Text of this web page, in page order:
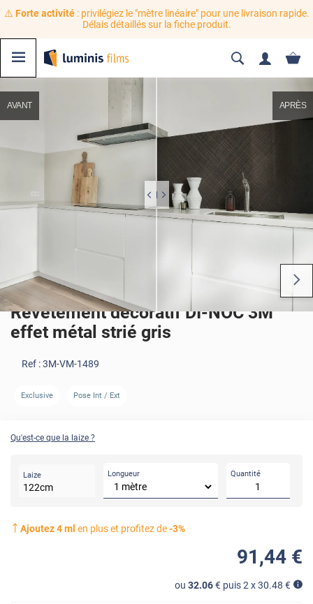
⚠️ Forte activité: privilégiez le "mètre linéaire" pour une livraison rapide.
Délais détaillés sur la fiche produit.
AVANT APRÈS
AVANT
Revêtement décoratif DI-NOC 3M
effet métal strié gris
Ref :3M-VM-1489
Exclusive Pose Int / Ext
Qu'est-ce que la laize ?
Laize
122cm
Longueur Quantité
Ajoutez4ml en plus et profitez de-3%
91 ,44 €
ou 32.06€ puis 2 x30.48 €